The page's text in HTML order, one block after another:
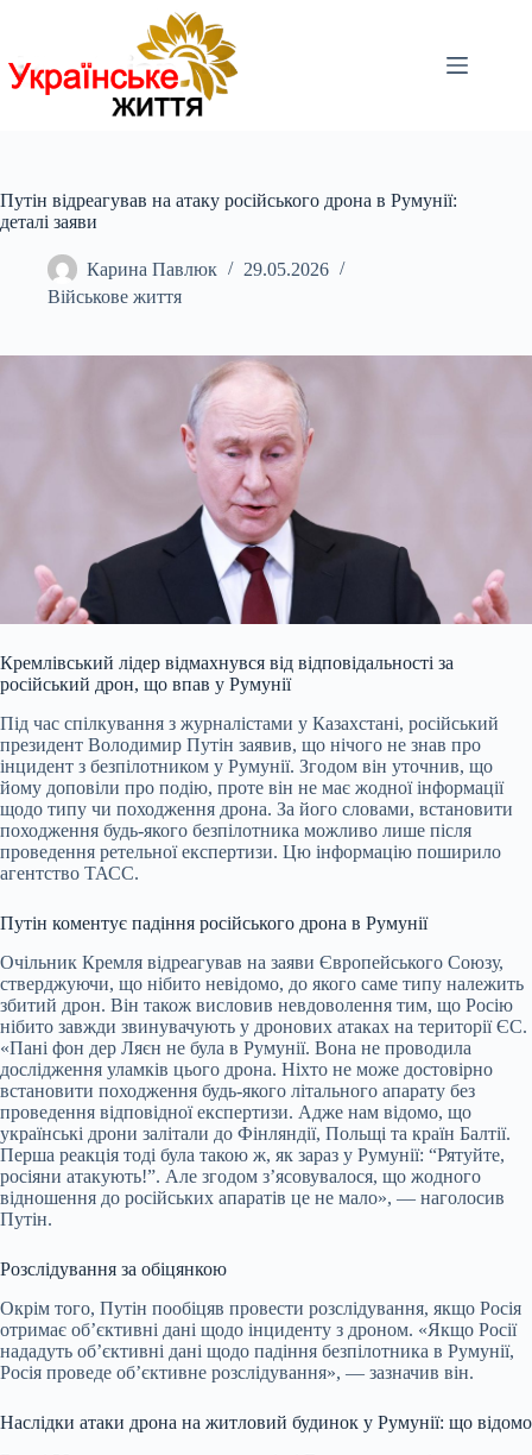
Путін відреагував на атаку російського дрона в Румунії:
деталі заяви
Карина Павлюк
29.05.2026
Військове життя
Кремлівський лідер відмахнувся від відповідальності за
російський дрон, що впав у Румунії
Під час спілкування з журналістами у Казахстані, російський
президент Володимир Путін заявив, що нічого не знав про
інцидент з безпілотником у Румунії. Згодом він уточнив, що
йому доповіли про подію, проте він не має жодної інформації
щодо типу чи походження дрона. За його словами, встановити
походження будь-якого безпілотника можливо лише після
проведення ретельної експертизи. Цю інформацію поширило
агентство ТАСС.
Путін коментує падіння російського дрона в Румунії
Очільник Кремля відреагував на заяви Європейського Союзу,
стверджуючи, що нібито невідомо, до якого саме типу належить
збитий дрон. Він також висловив невдоволення тим, що Росію
нібито завжди звинувачують у дронових атаках на території ЄС.
«Пані фон дер Ляєн не була в Румунії. Вона не проводила
дослідження уламків цього дрона. Ніхто не може достовірно
встановити походження будь-якого літального апарату без
проведення відповідної експертизи. Адже нам відомо, що
українські дрони залітали до Фінляндії, Польщі та країн Балтії.
Перша реакція тоді була такою ж, як зараз у Румунії: “Рятуйте,
росіяни атакують!”. Але згодом з’ясовувалося, що жодного
відношення до російських апаратів це не мало», — наголосив
Путін.
Розслідування за обіцянкою
Окрім того, Путін пообіцяв провести розслідування, якщо Росія
отримає об’єктивні дані щодо інциденту з дроном. «Якщо Росії
нададуть об’єктивні дані щодо падіння безпілотника в Румунії,
Росія проведе об’єктивне розслідування», — зазначив він.
Наслідки атаки дрона на житловий будинок у Румунії: що відомо